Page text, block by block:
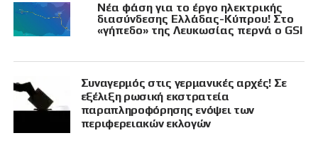
Νέα φάση για το έργο ηλεκτρικής
διασύνδεσης Ελλάδας-Κύπρου! Στο
«γήπεδο» της Λευκωσίας περνά ο GSI
Συναγερμός στις γερμανικές αρχές! Σε
εξέλιξη ρωσική εκστρατεία
παραπληροφόρησης ενόψει των
περιφερειακών εκλογών